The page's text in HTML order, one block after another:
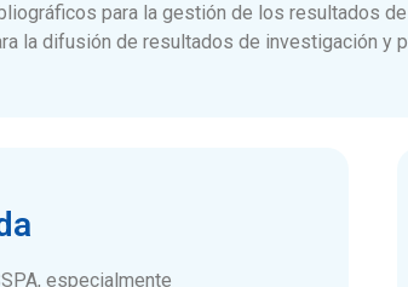
para la gestión de los resultados
la difusión de resultados de investigación y
especialmente